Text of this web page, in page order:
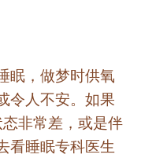
眠，做梦时供氧
令人不安。如果
非常差，或是伴
看睡眠专科医生